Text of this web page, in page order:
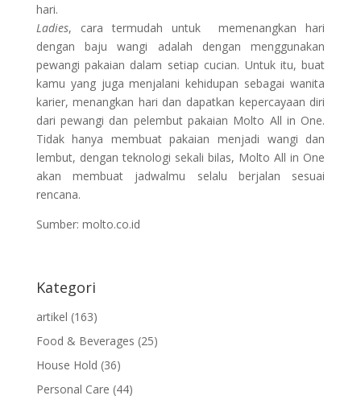
hari.
Ladies, cara termudah untuk memenangkan hari
dengan baju wangi adalah dengan menggunakan
pewangi pakaian dalam setiap cucian. Untuk itu, buat
kamu yang juga menjalani kehidupan sebagai wanita
karier, menangkan hari dan dapatkan kepercayaan diri
dari pewangi dan pelembut pakaian Molto All in One.
Tidak hanya membuat pakaian menjadi wangi dan
lembut, dengan teknologi sekali bilas, Molto All in One
akan membuat jadwalmu selalu berjalan sesuai
rencana.
Sumber: molto.co.id
Kategori
artikel (163)
Food & Beverages (25)
House Hold (36)
Personal Care (44)